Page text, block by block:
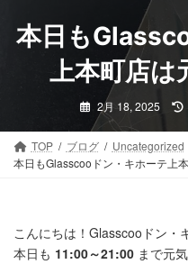
本日も
上本町店は
2月 18, 2025
TOP ブログ
Uncategorized
本日もGlasscooドン・キホーテ上
こんにちは！Glasscooドン・
本日も 11:00～21:00 まで元